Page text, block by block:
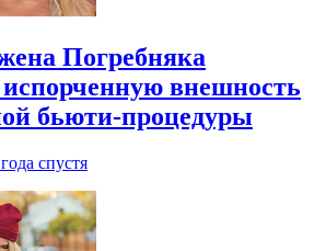
Погребняка
испорченную внешность
бьюти-процедуры
спустя